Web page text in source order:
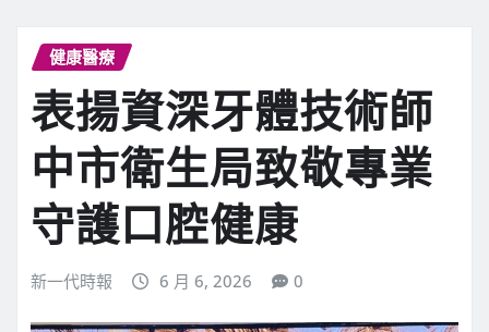
健康醫療
表揚資深牙體技術師
中市衛生局致敬專業
守護口腔健康
新一代時報 6 月 6, 2026 0